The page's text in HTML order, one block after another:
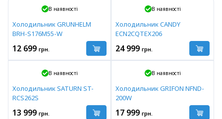
В наявності
Холодильник GRUNHELM
BRH-S176M55-W
12 699 грн.
В наявності
Холодильник CANDY
ECN2CQTEX206
24 999 грн.
В наявності
Холодильник SATURN ST-
RCS262S
13 999 грн.
В наявності
Холодильник GRIFON NFND-
200W
17 999 грн.